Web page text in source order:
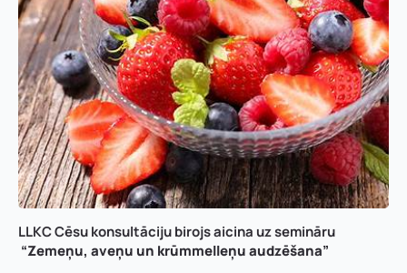
LLKC Cēsu konsultāciju birojs aicina uz semināru
“Zemeņu, aveņu un krūmmelleņu audzēšana”